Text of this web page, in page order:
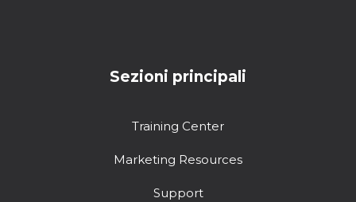
Sezioni principali
Training Center
Marketing Resources
Support